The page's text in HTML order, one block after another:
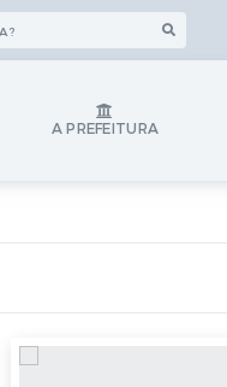
A PREFEITURA